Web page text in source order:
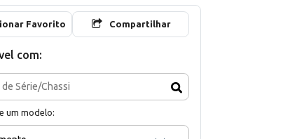
Favorito Compartilhar
com:
um modelo: